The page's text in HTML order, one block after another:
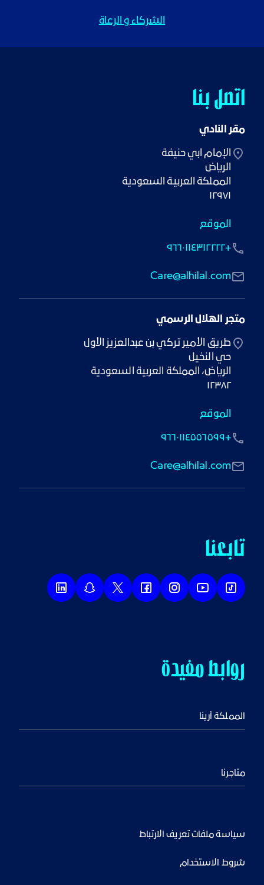
الشركاء و الرعاة
اتصل بنا
مقر النادي
١٢٩٧١
الموقع
Care@alhilal.com
+٩٦٦٠١١٤٣١٢٢٢٢
متجر الهلال الرسمي
حي النخيل
١٢٣٨٢
الموقع
Care@alhilal.com
+٩٦٦٠١١٤٥٥٦٥٩٩
روابط مفيدة
المملكة أرينا
متاجرنا
تابعنا
سياسة ملفات تعريف الارتباط
شروط الاستخدام